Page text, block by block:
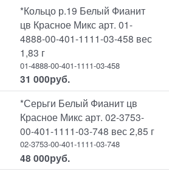
*Кольцо р.19 Белый Фианит
цв Красное Микс арт. 01-
4888-00-401-1111-03-458 вес
1,83 г
01-4888-00-401-1111-03-458
31 000руб.
*Серьги Белый Фианит цв
Красное Микс арт. 02-3753-
00-401-1111-03-748 вес 2,85 г
02-3753-00-401-1111-03-748
48 000руб.